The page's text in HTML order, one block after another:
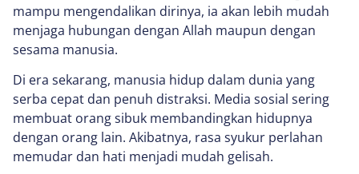
mampu mengendalikan dirinya, ia akan lebih mudah
menjaga hubungan dengan Allah maupun dengan
sesama manusia.
Di era sekarang, manusia hidup dalam dunia yang
serba cepat dan penuh distraksi. Media sosial sering
membuat orang sibuk membandingkan hidupnya
dengan orang lain. Akibatnya, rasa syukur perlahan
memudar dan hati menjadi mudah gelisah.